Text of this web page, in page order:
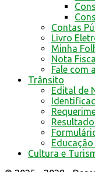
Contas
Livro
Minha
Nota
Fale com
Trânsito
Edital de
Cultura e